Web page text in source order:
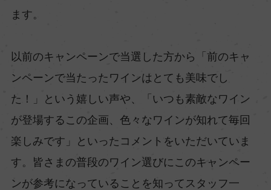
ます。
以前のキャンペーンで当選した方から「前のキャ
ンペーンで当たったワインはとても美味でし
た！」という嬉しい声や、「いつも素敵なワイン
が登場するこの企画、色々なワインが知れて毎回
楽しみです」といったコメントをいただいていま
す。皆さまの普段のワイン選びにこのキャンペー
ンが参考になっていることを知ってスタッフ一